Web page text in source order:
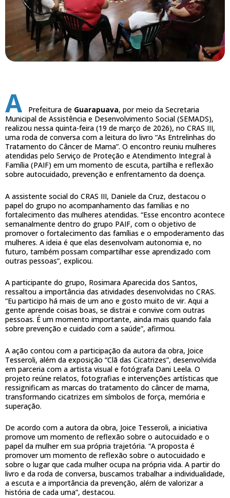
A Prefeitura de Guarapuava, por meio da Secretaria
Municipal de Assistência e Desenvolvimento Social (SEMADS),
realizou nessa quinta-feira (19 de março de 2026), no CRAS III,
uma roda de conversa com a leitura do livro “As Entrelinhas do
Tratamento do Câncer de Mama”. O encontro reuniu mulheres
atendidas pelo Serviço de Proteção e Atendimento Integral à
Família (PAIF) em um momento de escuta, partilha e reflexão
sobre autocuidado, prevenção e enfrentamento da doença.
A assistente social do CRAS III, Daniele da Cruz, destacou o
papel do grupo no acompanhamento das famílias e no
fortalecimento das mulheres atendidas. “Esse encontro acontece
semanalmente dentro do grupo PAIF, com o objetivo de
promover o fortalecimento das famílias e o empoderamento das
mulheres. A ideia é que elas desenvolvam autonomia e, no
futuro, também possam compartilhar esse aprendizado com
outras pessoas”, explicou.
A participante do grupo, Rosimara Aparecida dos Santos,
ressaltou a importância das atividades desenvolvidas no CRAS.
“Eu participo há mais de um ano e gosto muito de vir. Aqui a
gente aprende coisas boas, se distrai e convive com outras
pessoas. É um momento importante, ainda mais quando fala
sobre prevenção e cuidado com a saúde”, afirmou.
A ação contou com a participação da autora da obra, Joice
Tesseroli, além da exposição “Clã das Cicatrizes”, desenvolvida
em parceria com a artista visual e fotógrafa Dani Leela. O
projeto reúne relatos, fotografias e intervenções artísticas que
ressignificam as marcas do tratamento do câncer de mama,
transformando cicatrizes em símbolos de força, memória e
superação.
De acordo com a autora da obra, Joice Tesseroli, a iniciativa
promove um momento de reflexão sobre o autocuidado e o
papel da mulher em sua própria trajetória. “A proposta é
promover um momento de reflexão sobre o autocuidado e
sobre o lugar que cada mulher ocupa na própria vida. A partir do
livro e da roda de conversa, buscamos trabalhar a individualidade,
a escuta e a importância da prevenção, além de valorizar a
história de cada uma”, destacou.